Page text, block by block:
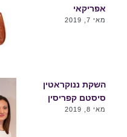
אפריקאי
מאי 7, 2019
השקת ננוקראטין
סיסטם קפריסין
מאי 8, 2019